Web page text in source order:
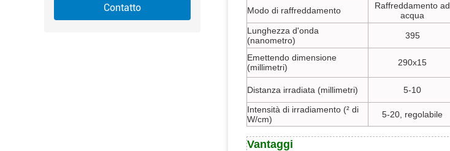
Contatto Modo di raffreddamento
Raffreddamento ad
acqua
Lunghezza d'onda
(nanometro)
395
Emettendo dimensione
(millimetri)
290x15
Distanza irradiata (millimetri) 5-10
Intensità di irradiamento (² di
W/cm)
5-20, regolabile
Vantaggi